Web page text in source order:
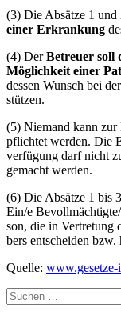
(3) Die Absät­ze 1 und
einer Erkran­kung
(4) DerBetreu­er soll
Mög­lich­keit einer
des­sen Wunsch bei
stüt­zen.
(5) Nie­mand kann
pflich­tet wer­den. Die
verfügung darf nicht
gemacht wer­den.
(6) Die Absät­ze 1 bis
Ein/​e
son, die in Ver­tre­tung
bers ent­schei­den bzw.
Quel­le:
Suchen
nach: